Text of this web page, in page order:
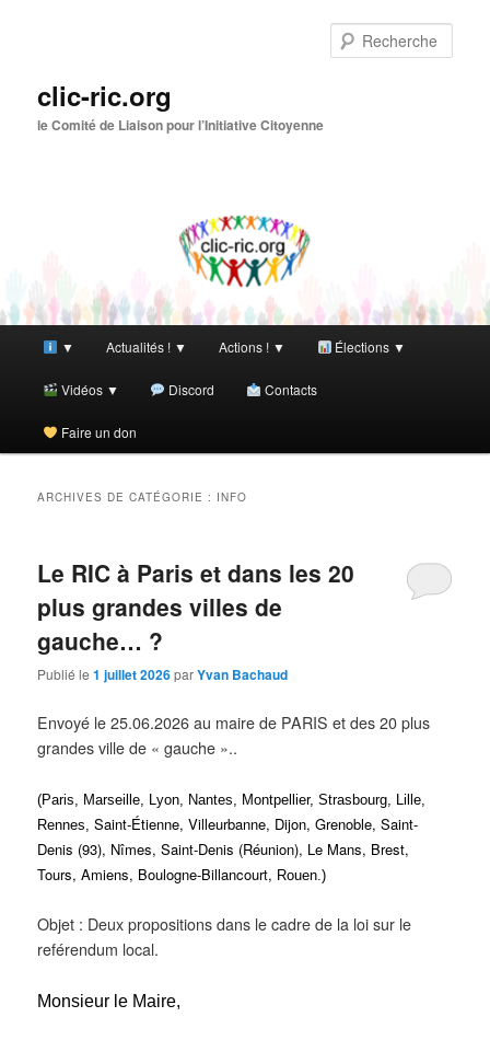
clic-ric.org
le Comité de Liaison pour l’Initiative Citoyenne
principal
▼ Actualités ! ▼ Actions ! ▼ Élections ▼
Vidéos ▼ Discord Contacts
Faire un don
ARCHIVES DE CATÉGORIE : INFO
Le RIC à Paris et dans les 20
plus grandes villes de
gauche… ?
Publié le1 juillet 2026parYvan Bachaud
Envoyé le 25.06.2026 au maire de PARIS et des 20 plus
grandes ville de « gauche »..
(Paris, Marseille, Lyon, Nantes, Montpellier, Strasbourg, Lille,
Rennes,Saint-Étienne, Villeurbanne, Dijon, Grenoble, Saint-
Denis (93), Nîmes, Saint-Denis (Réunion), Le Mans, Brest,
Tours, Amiens, Boulogne-Billancourt, Rouen.)
Objet : Deux propositions dans le cadre de la loi sur le
reférendum local.
Monsieur le Maire,